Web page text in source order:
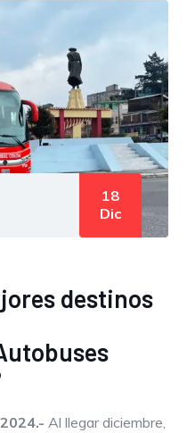
18
Dic
destinos
Al llegar diciembre,